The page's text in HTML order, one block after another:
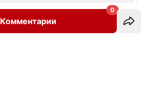
Комментарии
0